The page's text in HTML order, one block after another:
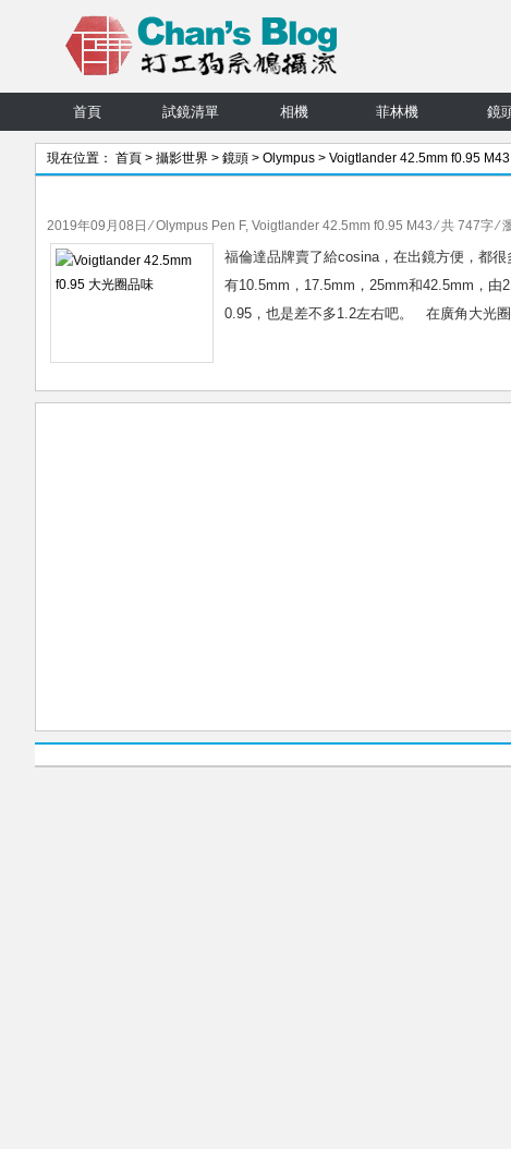
首頁 試鏡清單 相機 菲林機 鏡
現在位置： 首頁 > 攝影世界 > 鏡頭 > Olympus > Voigtlander 42.5mm f0.95 M43
2019年09月08日 ⁄Olympus Pen F, Voigtlander 42.5mm f0.95 M43⁄ 共 747字 ⁄
福倫達品牌賣了給cosina，在出鏡方便，都
有10.5mm，17.5mm，25mm和42.5mm，由
0.95，也是差不多1.2左右吧。 在廣角大光